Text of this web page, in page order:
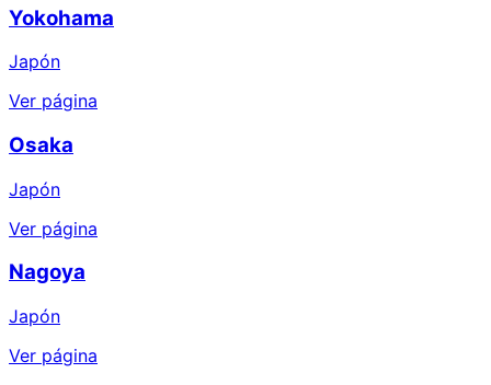
Yokohama
Japón
Ver página
Osaka
Japón
Ver página
Nagoya
Japón
Ver página